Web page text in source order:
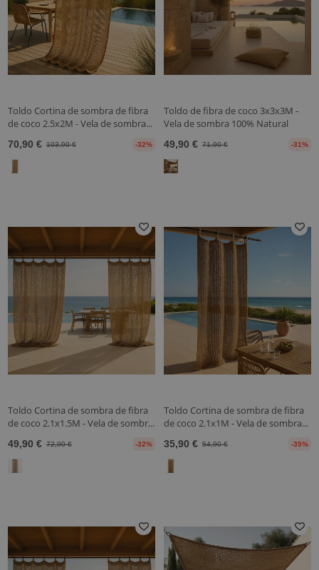
Toldo Cortina de sombra de fibra
de coco 2.5x2M - Vela de sombra...
70,90 € 103,90 € -32%
Toldo de fibra de coco 3x3x3M -
Vela de sombra 100% Natural
49,90 € 71,90 € -31%
Toldo Cortina de sombra de fibra
de coco 2.1x1.5M - Vela de sombr...
49,90 € 72,90 € -32%
Toldo Cortina de sombra de fibra
de coco 2.1x1M - Vela de sombra...
35,90 € 54,90 € -35%